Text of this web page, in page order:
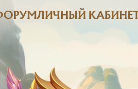
ЛИЧНЫЙ КАБИНЕТ